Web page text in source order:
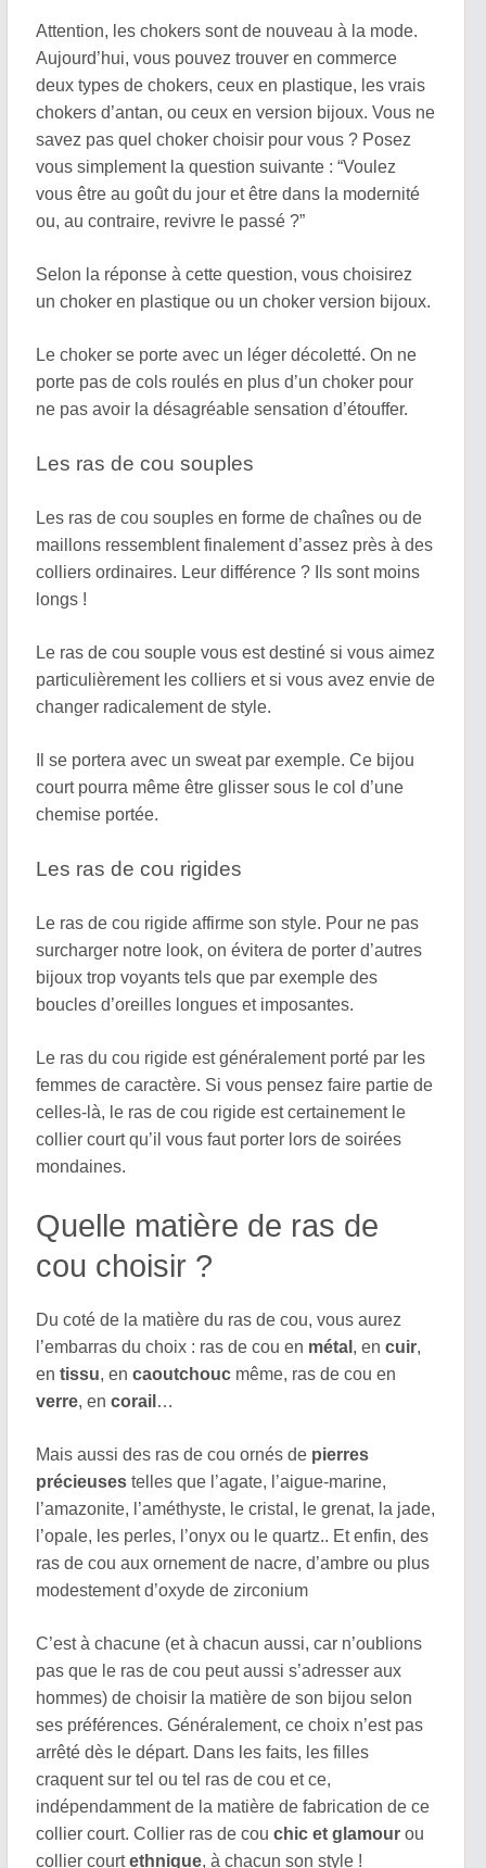
Attention, les chokers sont de nouveau à la mode.
Aujourd’hui, vous pouvez trouver en commerce
deux types de chokers, ceux en plastique, les vrais
chokers d’antan, ou ceux en version bijoux. Vous ne
savez pas quel choker choisir pour vous ? Posez
vous simplement la question suivante : “Voulez
vous être au goût du jour et être dans la modernité
ou, au contraire, revivre le passé ?”
Selon la réponse à cette question, vous choisirez
un choker en plastique ou un choker version bijoux.
Le choker se porte avec un léger décoletté. On ne
porte pas de cols roulés en plus d’un choker pour
ne pas avoir la désagréable sensation d’étouffer.
Les ras de cou souples
Les ras de cou souples en forme de chaînes ou de
maillons ressemblent finalement d’assez près à des
colliers ordinaires. Leur différence ? Ils sont moins
longs !
Le ras de cou souple vous est destiné si vous aimez
particulièrement les colliers et si vous avez envie de
changer radicalement de style.
Il se portera avec un sweat par exemple. Ce bijou
court pourra même être glisser sous le col d’une
chemise portée.
Les ras de cou rigides
Le ras de cou rigide affirme son style. Pour ne pas
surcharger notre look, on évitera de porter d’autres
bijoux trop voyants tels que par exemple des
boucles d’oreilles longues et imposantes.
Le ras du cou rigide est généralement porté par les
femmes de caractère. Si vous pensez faire partie de
celles-là, le ras de cou rigide est certainement le
collier court qu’il vous faut porter lors de soirées
mondaines.
Quelle matière de ras de
cou choisir ?
Du coté de la matière du ras de cou, vous aurez
l’embarras du choix : ras de cou en métal , encuir,
entissu, encaoutchouc même, ras de cou en
verre, encorail …
Mais aussi des ras de cou ornés de pierres
précieuses telles que l’agate, l’aigue-marine,
l’amazonite, l’améthyste, le cristal, le grenat, la jade,
l’opale, les perles, l’onyx ou le quartz.. Et enfin, des
ras de cou aux ornement de nacre, d’ambre ou plus
modestement d’oxyde de zirconium
C’est à chacune (et à chacun aussi, car n’oublions
pas que le ras de cou peut aussi s’adresser aux
hommes) de choisir la matière de son bijou selon
ses préférences. Généralement, ce choix n’est pas
arrêté dès le départ. Dans les faits, les filles
craquent sur tel ou tel ras de cou et ce,
indépendamment de la matière de fabrication de ce
collier court. Collier ras de couchic et glamour ou
collier courtethnique, à chacun son style !